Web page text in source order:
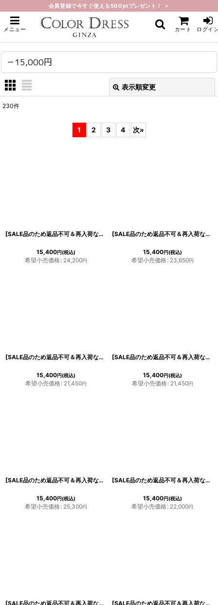
会員登録で今すぐ使える500ptプレゼント！ ＞
メニュー カート ログイ
ホーム > －15,000円
－15,000円
表示順変更
230件
1 2 3 4 次»
[SALE品のため返品不可＆再入荷なしの現品限り][韓国製][rinfarre]バイカラー・ホルターネック・シンプル・Aライン・ヘムデザイン・ノースリーブ・ロングドレス・ワンピース[菜月セナ着用]《送料＆代引き手数料無料》
15,400円(税込)
希望小売価格: 24,200円
[SALE品のため返品不可＆再入荷なしの現品限り][韓国製][rinfarre]ノースリーブ・スクエアネック・ステッチ・プリーツ・Aライン・ミディアムドレス・ワンピース[薗田杏奈着用][送料無料]
15,400円(税込)
希望小売価格: 23,650円
[SALE品のため返品不可＆再入荷なしの現品限り][韓国製][rinfarre]バーガンディー・キャミ紐・部分レース・タイトシルエット・ミディアムドレス[山崎みどりちゃん着用][送料無料]
15,400円(税込)
希望小売価格: 21,450円
[SALE品のため返品不可＆再入荷なしの現品限り][韓国製][rinfarre]紐リボン・ホワイト・五分袖 ・スクエアネック・スリット・シンプル・清楚・タイト・ミディアムドレス・ワンピース[山崎みどり着用]mywh
15,400円(税込)
希望小売価格: 21,450円
[SALE品のため返品不可＆再入荷なしの現品限り][韓国製][rinfarre]チェック柄・長袖・リボンタイ・Aライン・ブラウン・ブラック・フレア・ロング・ひざ下・ワンピース・ドレス[黒木麗奈着用][送料無料]
15,400円(税込)
希望小売価格: 25,300円
[SALE品のため返品不可＆再入荷なしの現品限り][韓国製][rinfarre]スエードベロア・ノースリーブ・モカ・ミディアム・ワンピース[黒木麗奈ちゃん着用]
15,400円(税込)
希望小売価格: 22,000円
[SALE品のため返品不可＆再入荷なしの現品限り][ XS-Lサイズ / 2カラー ][ERUKEI/GINZA COUTURE]パープル・ブルー・チュール・Aライン・ミディアムドレス・ワンピース[送料無料] [SALE品のため返品不可＆再入荷なしの現品限り][ XS-Lサイズ / 2カラー ][ERUKEI/GINZA COUTURE]ブルー・ピンク・花柄・蝶・刺繍・半袖・チュール・レース・Aライン・ミディアムドレス・ワンピース[送料無料]